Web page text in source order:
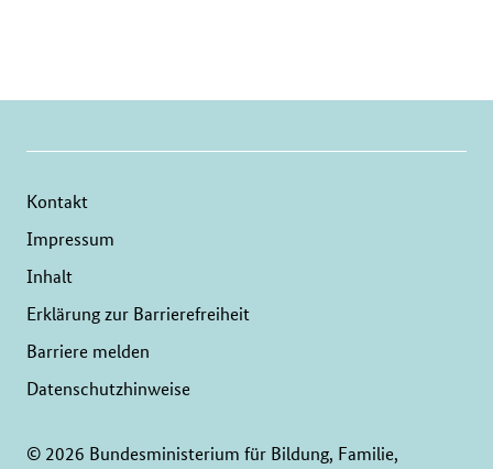
© 2026 Bundesministerium für Bildung, Familie,
Kontakt
Impressum
Inhalt
Erklärung zur Barrierefreiheit
Barriere melden
Datenschutzhinweise